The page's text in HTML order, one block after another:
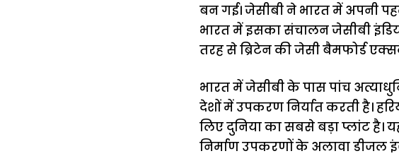
बन गई। जेसीबी ने भारत में अपनी
भारत में इसका संचालन जेसीबी
तरह से ब्रिटेन की जेसी बैमफोर्ड
भारत में जेसीबी के पास पांच
देशों में उपकरण निर्यात करती है।
लिए दुनिया का सबसे बड़ा प्लांट है।
निर्माण उपकरणों के अलावा डीजल